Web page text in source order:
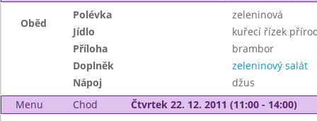
Oběd
Polévka
zeleninová
Jídlo
kuřecí řízek
Příloha
brambor
Doplněk
zeleninový salát
Nápoj
džus
Menu
Chod
Čtvrtek 22. 12. 2011 (11:00 - 14:00)